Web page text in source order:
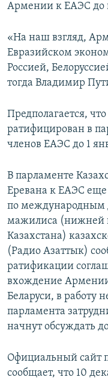
Армении к ЕАЭС до
«На наш взгляд,
Евразийском
Россией,
тогда Владимир
Предполагается,
ратифицирован в
членов ЕАЭС до 1
В парламенте
Еревана к ЕАЭС еще
по международным
мажилиса (нижней
Казахстана)
(Радио Азаттык)
ратификации
вхождение Армении
Беларуси, в работу
парламента
начнут обсуждать
Официальный сайт
сообщает, что 10